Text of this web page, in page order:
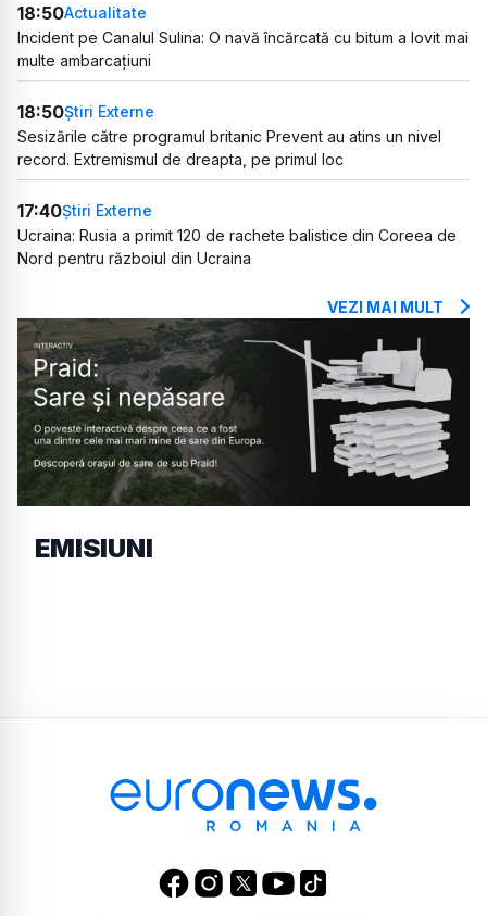
18:50Actualitate
Incident pe Canalul Sulina: O navă încărcată cu bitum a lovit mai
multe ambarcațiuni
18:50Știri Externe
Sesizările către programul britanic Prevent au atins un nivel
record. Extremismul de dreapta, pe primul loc
17:40Știri Externe
Ucraina: Rusia a primit 120 de rachete balistice din Coreea de
Nord pentru războiul din Ucraina
VEZI MAI MULT
EMISIUNI